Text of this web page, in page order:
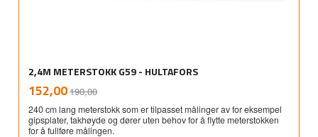
2,4M METERSTOKK G59 - HULTAFORS
Tilbud
152,00190,00mva.
240 cm lang meterstokk som er tilpasset målinger av for eksempel
gipsplater, takhøyde og dører uten behov for å flytte meterstokken
for å fullføre målingen.